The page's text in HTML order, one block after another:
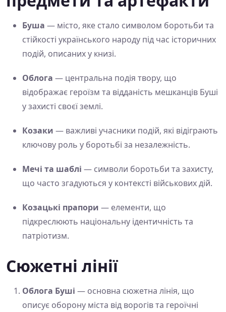
Буша — місто, яке стало символом боротьби та
стійкості українського народу під час історичних
подій, описаних у книзі.
Облога — центральна подія твору, що
відображає героїзм та відданість мешканців Буші
у захисті своєї землі.
Козаки — важливі учасники подій, які відіграють
ключову роль у боротьбі за незалежність.
Мечі та шаблі — символи боротьби та захисту,
що часто згадуються у контексті військових дій.
Козацькі прапори — елементи, що
підкреслюють національну ідентичність та
патріотизм.
Сюжетні лінії
Облога Буші — основна сюжетна лінія, що
описує оборону міста від ворогів та героїчні